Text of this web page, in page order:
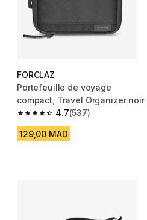
FORCLAZ
Portefeuille de voyage
compact, Travel Organizer noir
4.7
4.7 out of 5 stars from 537
(537)
129,00 MAD